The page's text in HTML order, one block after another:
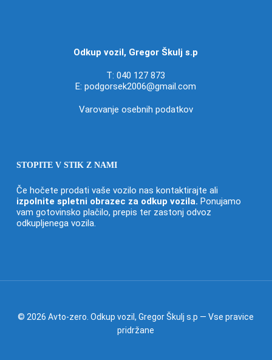
Odkup vozil, Gregor Škulj s.p
T:040 127 873
E:podgorsek2006@gmail.com
Varovanje osebnih podatkov
STOPITE V STIK Z NAMI
Če hočete prodati vaše vozilo nas kontaktirajte ali
izpolnite spletni obrazec za odkup vozila. Ponujamo
vam gotovinsko plačilo, prepis ter zastonj odvoz
odkupljenega vozila.
© 2026 Avto-zero. Odkup vozil, Gregor Škulj s.p — Vse pravice
pridržane